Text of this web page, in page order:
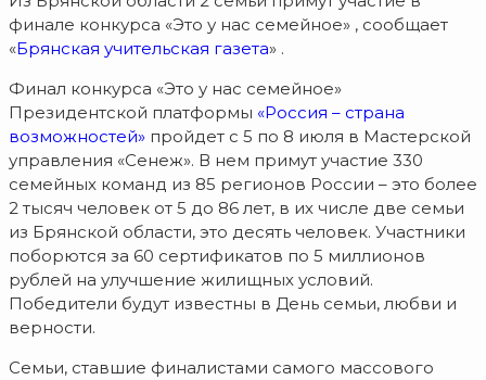
финале конкурса «Это у нас семейное» , сообщает
«Брянская учительская газета» .
Финал конкурса «Это у нас семейное»
Президентской платформы «Россия – страна
возможностей» пройдет с 5 по 8 июля в Мастерской
управления «Сенеж». В нем примут участие 330
семейных команд из 85 регионов России – это более
2 тысяч человек от 5 до 86 лет, в их числе две семьи
из Брянской области, это десять человек. Участники
поборются за 60 сертификатов по 5 миллионов
рублей на улучшение жилищных условий.
Победители будут известны в День семьи, любви и
верности.
Семьи, ставшие финалистами самого массового